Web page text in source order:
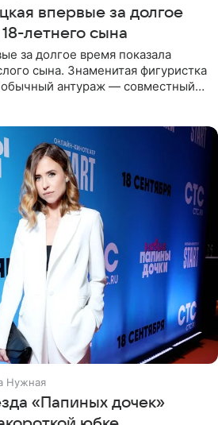
впервые за долгое
летнего сына
за долгое время показала
сына. Знаменитая фигуристка
антураж — совместный
Нужная
«Папиных дочек»